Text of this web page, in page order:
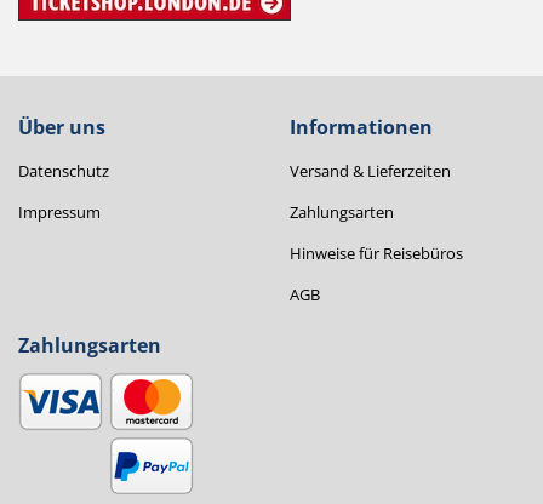
Über uns
Datenschutz
Impressum
Informationen
Versand & Lieferzeiten
Zahlungsarten
Hinweise für Reisebüros
AGB
Zahlungsarten